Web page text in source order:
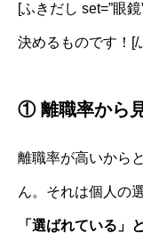
[ふきだし set=”眼
決めるものです！[/
① 離職率から
離職率が高いから
ん。それは個人の
「選ばれている」